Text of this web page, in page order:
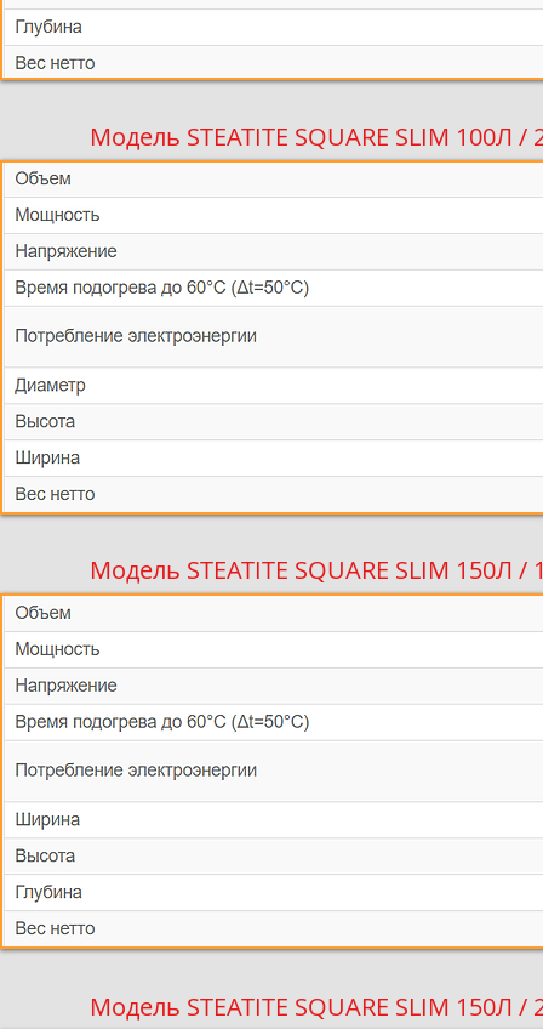
Модель STEATITE SQUARE SLIM
Модель STEATITE SQUARE SLIM
Модель STEATITE SQUARE SLIM